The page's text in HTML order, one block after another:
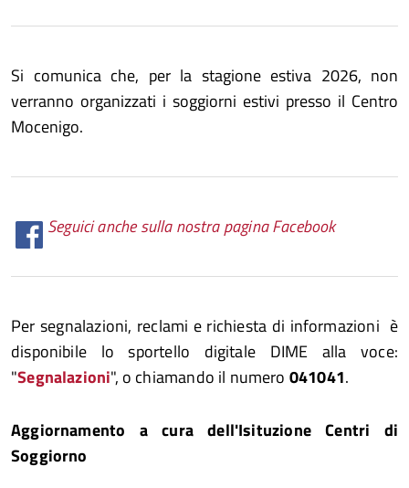
Si comunica che, per la stagione estiva 2026, non
verranno organizzati i soggiorni estivi presso il Centro
Mocenigo.
Seguici anche sulla nostra pagina Facebook
Per segnalazioni, reclami e richiesta di informazioni è
disponibile lo sportello digitale DIME alla voce:
"Segnalazioni", o chiamando il numero 041041.
Aggiornamento a cura dell'Isituzione Centri di
Soggiorno